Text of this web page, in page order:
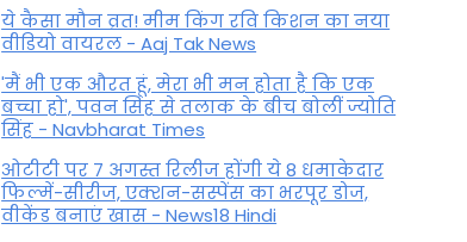
ये कैसा मौन व्रत! मीम किंग रवि किशन का नया
वीडियो वायरल - Aaj Tak News
'मैं भी एक औरत हूं, मेरा भी मन होता है कि एक
बच्चा हो', पवन सिंह से तलाक के बीच बोलीं ज्योति
सिंह - Navbharat Times
ओटीटी पर 7 अगस्त रिलीज होंगी ये 8 धमाकेदार
फिल्में-सीरीज, एक्शन-सस्पेंस का भरपूर डोज,
वीकेंड बनाएं खास - News18 Hindi